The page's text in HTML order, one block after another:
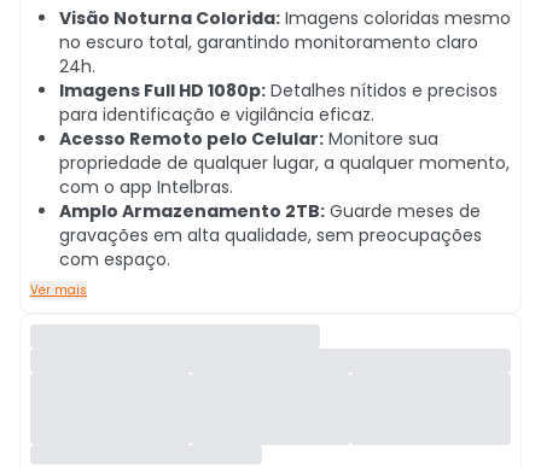
Visão Noturna Colorida: Imagens coloridas mesmo
no escuro total, garantindo monitoramento claro
24h.
Imagens Full HD 1080p: Detalhes nítidos e precisos
para identificação e vigilância eficaz.
Acesso Remoto pelo Celular: Monitore sua
propriedade de qualquer lugar, a qualquer momento,
com o app Intelbras.
Amplo Armazenamento 2TB: Guarde meses de
gravações em alta qualidade, sem preocupações
com espaço.
Ver mais